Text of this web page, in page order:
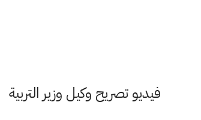
فيديو تصريح وكيل وزير التربية